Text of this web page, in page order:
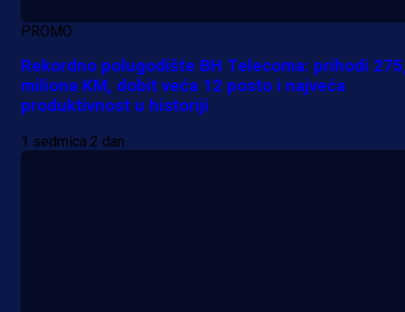
PROMO
Rekordno polugodište BH Telecoma: prihodi
miliona KM, dobit veća 12 posto i najveća
produktivnost u historiji
1 sedmica 2 dan